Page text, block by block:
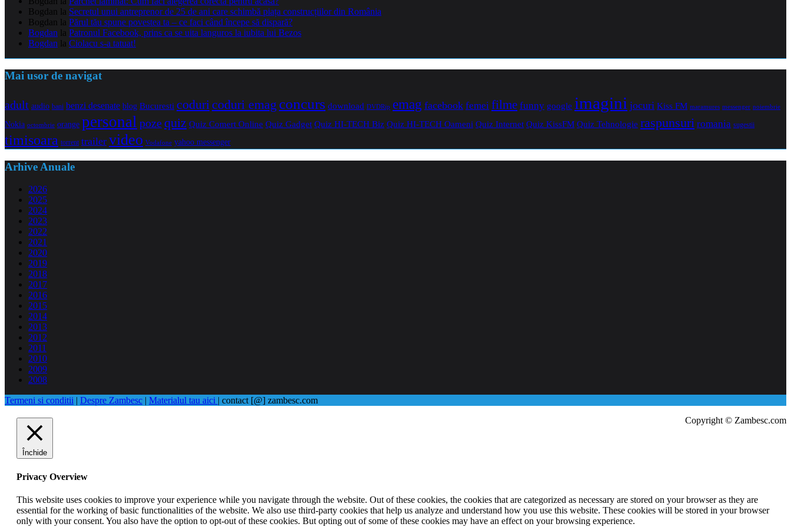
Bogdan la Secretul unui antreprenor de 25 de ani care schimbă piața construcțiilor din România
Bogdan la Părul tău spune povestea ta – ce faci când începe să dispară?
Bogdan la Patronul Facebook, prins ca se uita languros la iubita lui Bezos
Bogdan la Ciolacu s-a tatuat!
Mai usor de navigat
adult audio bani benzi desenate blog Bucuresti coduricoduri emag concurs download DVDRip emag facebook femei filme funny google imagini jocuri Kiss FM maramures messenger noiembrie
Nokia octombrie orange personal pozequiz Quiz Comert Online Quiz Gadget Quiz HI-TECH Biz Quiz HI-TECH Oameni Quiz Internet Quiz KissFM Quiz Tehnologie raspunsuri romania sugestii
timisoara torrent trailer video Vodafone yahoo messenger
Arhive Anuale
2026
2025
2024
2023
2022
2021
2020
2019
2018
2017
2016
2015
2014
2013
2012
2011
2010
2009
2008
Termeni si conditii | Despre Zambesc | Materialul tau aici | contact [@] zambesc.com
Copyright © Zambesc.com
Închide
Privacy Overview
This website uses cookies to improve your experience while you navigate through the website. Out of these cookies, the cookies that are categorized as necessary are stored on your browser as they are
essential for the working of basic functionalities of the website. We also use third-party cookies that help us analyze and understand how you use this website. These cookies will be stored in your browser
only with your consent. You also have the option to opt-out of these cookies. But opting out of some of these cookies may have an effect on your browsing experience.